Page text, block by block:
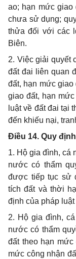
ao; hạn mức giao
chưa sử dụng;
thửa đối với các
Biên.
2. Việc giải quyết
đất đai liên quan
đất, hạn mức
giao đất, hạn
uật về đất đai tại
đến khiếu nại,
Điều 14. Quy
1. Hộgia đình, cá
nước có thẩm
được tiếp tục sử
tích đất và thời
định của pháp
2. Hộ gia đình, cá
nước có thẩm
đất theo hạn mức
mức công nhận